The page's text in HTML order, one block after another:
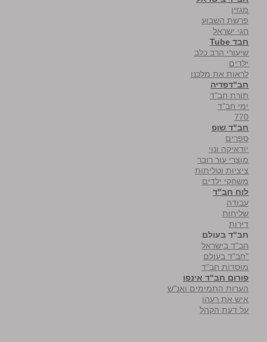
מגזין
פרשת השבוע
חגי ישראל
חבד Tube
שיעורי הרב כלב
ילדים
לראות את מלכנו
חב"דפדיה
תורת חב"ד
ימי חב"ד
770
חב"ד שופ
ספרים
יודאיקה ונוי
מוצרי עור רובר
ציציות וטליתות
משחקי ילדים
לוח חב"ד
עבודה
שליחות
דירות
חב"ד בעולם
חב"ד בישראל
"חב"ד בעולם
מוסדות חב"ד
פורום חב"ד אינפו
הערות התמימים ואנ"ש
איש את רעהו
על דעת הקהל